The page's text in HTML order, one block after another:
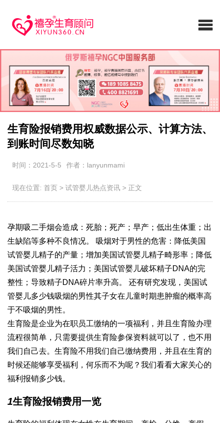
生育险报销费用权威数据公示、计算方法、
到账时间尽数知晓
时间：2021-5-5 作者：lanyunmami
现在位置: 首页 > 试管婴儿热点资讯 > 正文
孕期吸二手烟会造成：死胎；死产；早产；低出生体重；出
生缺陷等多种不良情况。 吸烟对于男性的危害：降低美国
试管婴儿精子的产量；增加美国试管婴儿精子畸形率；降低
美国试管婴儿精子活力；美国试管婴儿破坏精子DNA的完
整性；导致精子DNA碎片率升高。 还有研究发现，美国试
管婴儿多少钱吸烟的男性其子女在儿童时期患肿瘤的概率高
于不吸烟的男性。
生育险是企业为在职员工缴纳的一项福利，并且生育险办理
流程很简单，只需要提供生育险参保资料就可以了，也不用
我们自己去。生育险不用我们自己缴纳费用，并且在生育的
时候还能够享受福利，何乐而不为呢？我们看看大家关心的
福利报销多少钱。
1生育险报销费用一览